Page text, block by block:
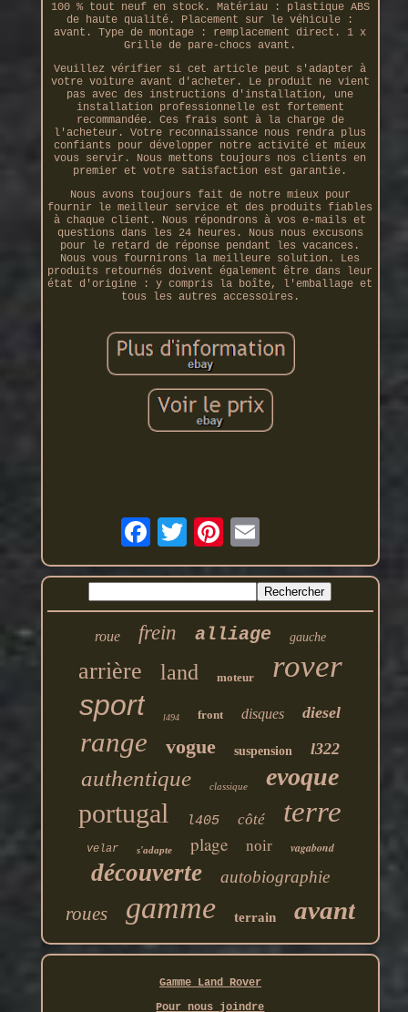
100 % tout neuf en stock. Matériau : plastique ABS
de haute qualité. Placement sur le véhicule :
avant. Type de montage : remplacement direct. 1 x
Grille de pare-chocs avant.
Veuillez vérifier si cet article peut s'adapter à
votre voiture avant d'acheter. Le produit ne vient
pas avec des instructions d'installation, une
installation professionnelle est fortement
recommandée. Ces frais sont à la charge de
l'acheteur. Votre reconnaissance nous rendra plus
confiants pour développer notre activité et mieux
vous servir. Nous mettons toujours nos clients en
premier et votre satisfaction est garantie.
Nous avons toujours fait de notre mieux pour
fournir le meilleur service et des produits fiables
à chaque client. Nous répondrons à vos e-mails et
questions dans les 24 heures. Nous nous excusons
pour le retard de réponse pendant les vacances.
Nous vous fournirons la meilleure solution. Les
produits retournés doivent également être dans leur
état d'origine : y compris la boîte, l'emballage et
tous les autres accessoires.
roue frein alliage gauche
arrière land moteur rover
sport l494 front disques diesel
range vogue suspension l322
authentique classique evoque
portugal l405 côté terre
velar s'adapte plage noir vagabond
découverte autobiographie
roues gamme terrain avant
Gamme Land Rover
Pour nous joindre